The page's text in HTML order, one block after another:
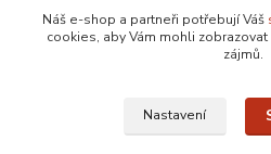
sedackyvysocina@seznam.cz
Náš e-shop a partneři potřebují Váš
cookies, aby Vám mohli
zájmů.
Nastavení